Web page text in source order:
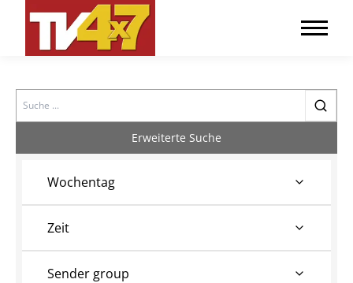
Search
Erweiterte Suche
Wochentag
Zeit
Sender group